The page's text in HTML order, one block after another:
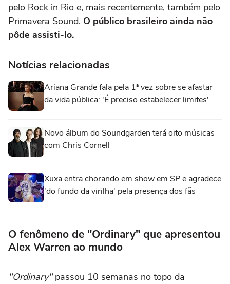
pelo Rock in Rio e, mais recentemente, também pelo
Primavera Sound. O público brasileiro ainda não
pôde assisti-lo.
Notícias relacionadas
Ariana Grande fala pela 1ª vez sobre se afastar
da vida pública: 'É preciso estabelecer limites'
Novo álbum do Soundgarden terá oito músicas
com Chris Cornell
Xuxa entra chorando em show em SP e agradece
'do fundo da virilha' pela presença dos fãs
O fenômeno de "Ordinary" que apresentou
Alex Warren ao mundo
"Ordinary"passou 10 semanas no topo da